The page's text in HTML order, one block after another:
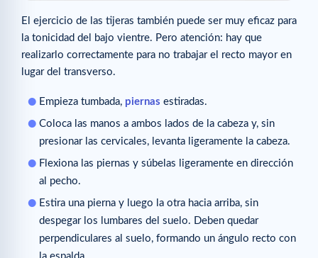
El ejercicio de las tijeras también puede ser muy eficaz para
la tonicidad del bajo vientre. Pero atención: hay que
realizarlo correctamente para no trabajar el recto mayor en
lugar del transverso.
Empieza tumbada, piernas estiradas.
Coloca las manos a ambos lados de la cabeza y, sin
presionar las cervicales, levanta ligeramente la cabeza.
Flexiona las piernas y súbelas ligeramente en dirección
al pecho.
Estira una pierna y luego la otra hacia arriba, sin
despegar los lumbares del suelo. Deben quedar
perpendiculares al suelo, formando un ángulo recto con